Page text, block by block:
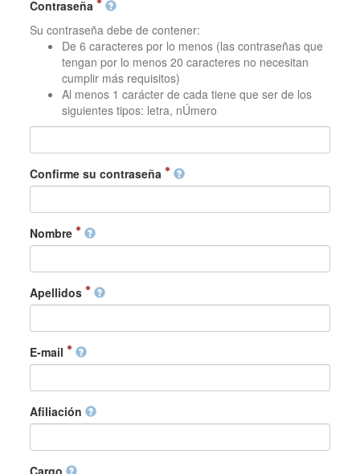
Contraseña
Su contraseña debe de contener:
De 6 caracteres por lo menos (las contraseñas que
tengan por lo menos 20 caracteres no necesitan
cumplir más requisitos)
Al menos 1 carácter de cada tiene que ser de los
siguientes tipos: letra, nÚmero
Confirme su contraseña
Nombre
Apellidos
E-mail
Afiliación
Cargo